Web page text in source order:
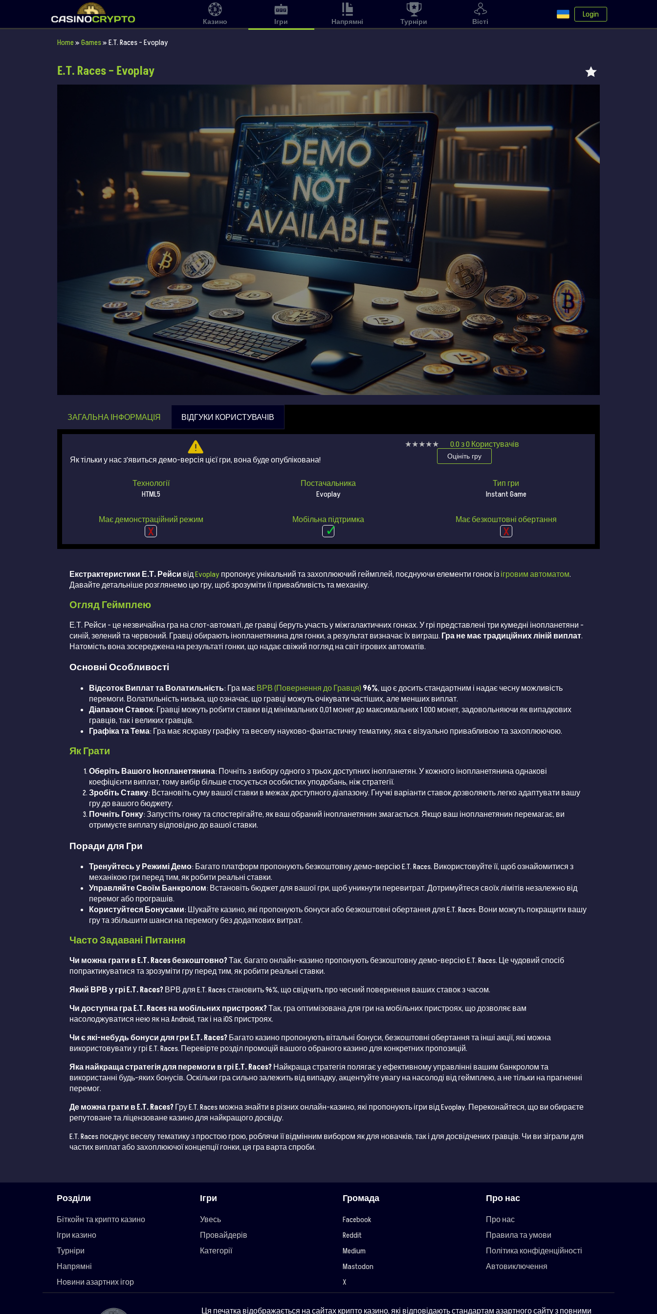
Казино Ігри Напрямні Турніри Вісті
Login
Home»Games»E.T. Races – Evoplay
E.T. Races – Evoplay
ЗАГАЛЬНА ІНФОРМАЦІЯ ВІДГУКИ КОРИСТУВАЧІВ
Як тільки у нас з'явиться демо-версія цієї гри, вона буде опублікована!
★★★★★
★★★★★ 0.0з0 Користувачів
Оцініть гру
Технології
HTML5
Постачальника
Evoplay
Тип гри
Instant Game
Має демонстраційний режим Мобільна підтримка Має безкоштовні обертання
Екстрактеристики Е.Т. Рейси відEvoplay пропонує унікальний та захоплюючий геймплей, поєднуючи елементи гонок ізігровим автоматом.
Давайте детальніше розглянемо цю гру, щоб зрозуміти її привабливість та механіку.
Огляд Геймплею
Е.Т. Рейси – це незвичайна гра на слот-автоматі, де гравці беруть участь у міжгалактичних гонках. У грі представлені три кумедні інопланетяни –
синій, зелений та червоний. Гравці обирають інопланетянина для гонки, а результат визначає їх виграш. Гра не має традиційних ліній виплат.
Натомість вона зосереджена на результаті гонки, що надає свіжий погляд на світ ігрових автоматів.
Основні Особливості
Відсоток Виплат та Волатильність: Гра маєВРВ (Повернення до Гравця) 96%, що є досить стандартним і надає чесну можливість
перемоги. Волатильність низька, що означає, що гравці можуть очікувати частіших, але менших виплат.
Діапазон Ставок: Гравці можуть робити ставки від мінімальних 0,01 монет до максимальних 1 000 монет, задовольняючи як випадкових
гравців, так і великих гравців.
Графіка та Тема: Гра має яскраву графіку та веселу науково-фантастичну тематику, яка є візуально привабливою та захоплюючою.
Як Грати
Оберіть Вашого Інопланетянина: Почніть з вибору одного з трьох доступних інопланетян. У кожного інопланетянина однакові
коефіцієнти виплат, тому вибір більше стосується особистих уподобань, ніж стратегії.
Зробіть Ставку: Встановіть суму вашої ставки в межах доступного діапазону. Гнучкі варіанти ставок дозволяють легко адаптувати вашу
гру до вашого бюджету.
Почніть Гонку: Запустіть гонку та спостерігайте, як ваш обраний інопланетянин змагається. Якщо ваш інопланетянин перемагає, ви
отримуєте виплату відповідно до вашої ставки.
Поради для Гри
Тренуйтесь у Режимі Демо: Багато платформ пропонують безкоштовну демо-версію E.T. Races. Використовуйте її, щоб ознайомитися з
механікою гри перед тим, як робити реальні ставки.
Управляйте Своїм Банкролом: Встановіть бюджет для вашої гри, щоб уникнути перевитрат. Дотримуйтеся своїх лімітів незалежно від
перемог або програшів.
Користуйтеся Бонусами: Шукайте казино, які пропонують бонуси або безкоштовні обертання для E.T. Races. Вони можуть покращити вашу
гру та збільшити шанси на перемогу без додаткових витрат.
Часто Задавані Питання
Чи можна грати в E.T. Races безкоштовно?Так, багато онлайн-казино пропонують безкоштовну демо-версію E.T. Races. Це чудовий спосіб
попрактикуватися та зрозуміти гру перед тим, як робити реальні ставки.
Який ВРВ у грі E.T. Races?ВРВ для E.T. Races становить 96%, що свідчить про чесний повернення ваших ставок з часом.
Чи доступна гра E.T. Races на мобільних пристроях?Так, гра оптимізована для гри на мобільних пристроях, що дозволяє вам
насолоджуватися нею як на Android, так і на iOS пристроях.
Чи є які-небудь бонуси для гри E.T. Races?Багато казино пропонують вітальні бонуси, безкоштовні обертання та інші акції, які можна
використовувати у грі E.T. Races. Перевірте розділ промоцій вашого обраного казино для конкретних пропозицій.
Яка найкраща стратегія для перемоги в грі E.T. Races?Найкраща стратегія полягає у ефективному управлінні вашим банкролом та
використанні будь-яких бонусів. Оскільки гра сильно залежить від випадку, акцентуйте увагу на насолоді від геймплею, а не тільки на прагненні
перемог.
Де можна грати в E.T. Races?Гру E.T. Races можна знайти в різних онлайн-казино, які пропонують ігри від Evoplay. Переконайтеся, що ви обираєте
репутоване та ліцензоване казино для найкращого досвіду.
E.T. Races поєднує веселу тематику з простою грою, роблячи її відмінним вибором як для новачків, так і для досвідчених гравців. Чи ви зіграли для
частих виплат або захоплюючої концепції гонки, ця гра варта спроби.
Розділи
Біткойн та крипто казино
Ігри казино
Турніри
Напрямні
Новини азартних ігор
Ігри
Увесь
Провайдерів
Категорії
Громада
Facebook
Reddit
Medium
Mastodon
X
Про нас
Про нас
Правила та умови
Політика конфіденційності
Автовиключення
Ця печатка відображається на сайтах крипто казино, які відповідають стандартам азартного сайту з повними